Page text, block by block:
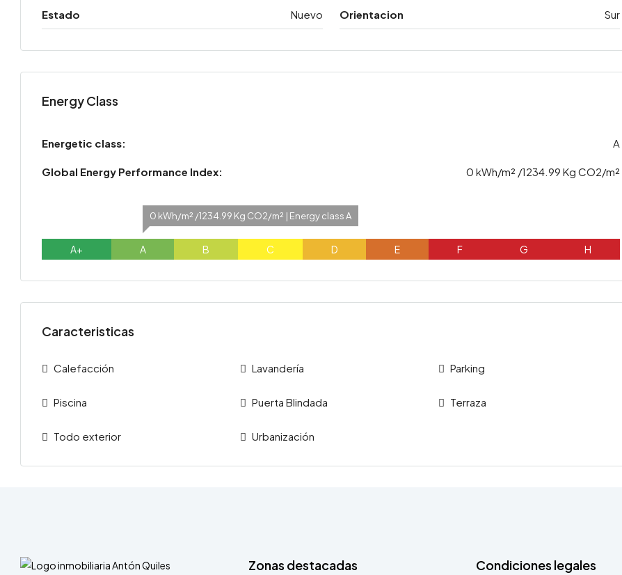
Estado Nuevo Orientacion Sur
Energy Class
Energetic class: A
Global Energy Performance Index: 0 kWh/m² /1234.99 Kg CO2/m²
A+
0 kWh/m² /1234.99 Kg CO2/m² | Energy class A
A B C D E F G H
Caracteristicas
Calefacción Lavandería Parking
Piscina Puerta Blindada Terraza
Todo exterior Urbanización
Zonas destacadas Condiciones legales